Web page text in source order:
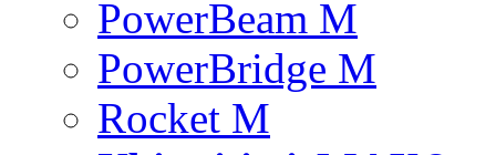
PowerBeam M
PowerBridge M
Rocket M